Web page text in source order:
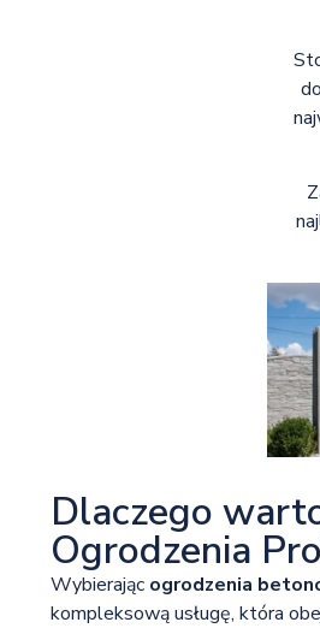
Dlaczego
Ogrodzenia
Wybierając ogrodzenia
kompleksową usługę, która